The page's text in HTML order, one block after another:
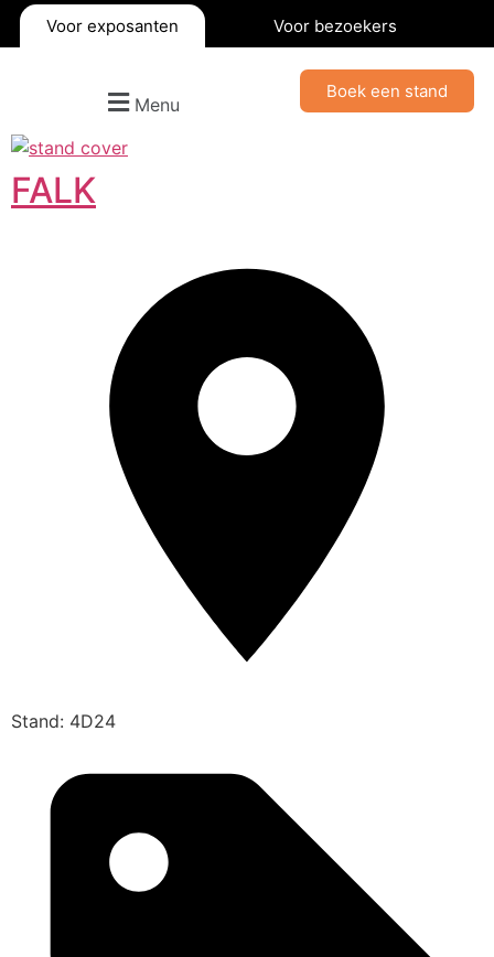
Voor exposanten Voor bezoekers
Menu
Boek een stand
FALK
Stand: 4D24